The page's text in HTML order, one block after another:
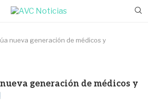
nueva generación de médicos y
generación de médicos y